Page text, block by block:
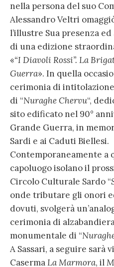
nella persona del suo
Alessandro Veltri
l’illustre Sua presenza
di una edizione
«“I Diavoli Rossi”. La
Guerra». In quella
cerimonia di
di “Nuraghe Chervu“,
sito edificato nel 90°
Grande Guerra, in
Sardi e ai Caduti Biellesi.
Contemporaneamente a
capoluogo isolano il
Circolo Culturale Sardo “
onde tributare gli onori
dovuti, svolgerà
cerimonia di
monumentale di “
A Sassari, a seguire sarà
CasermaLa Marmora, il